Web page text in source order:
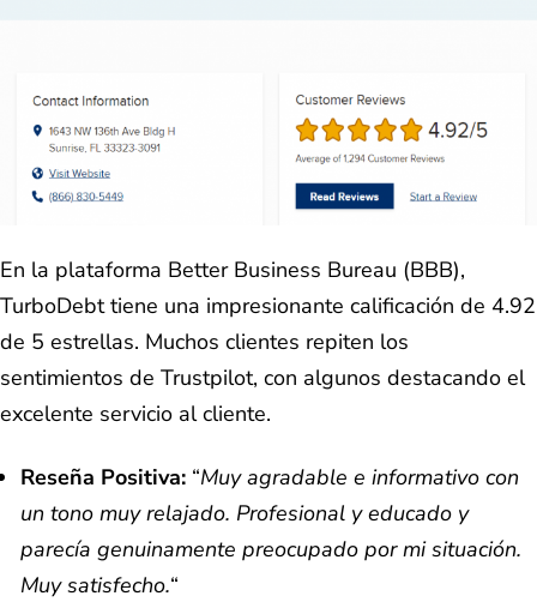
En la plataforma Better Business Bureau (BBB),
TurboDebt tiene una impresionante calificación de 4.92
de 5 estrellas. Muchos clientes repiten los
sentimientos de Trustpilot, con algunos destacando el
excelente servicio al cliente.
Reseña Positiva: “Muy agradable e informativo con
un tono muy relajado. Profesional y educado y
parecía genuinamente preocupado por mi situación.
Muy satisfecho.“